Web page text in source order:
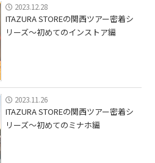
2023.12.28
ITAZURA STOREの関西ツアー密着シ
リーズ〜初めてのインストア編
2023.11.26
ITAZURA STOREの関西ツアー密着シ
リーズ〜初めてのミナホ編